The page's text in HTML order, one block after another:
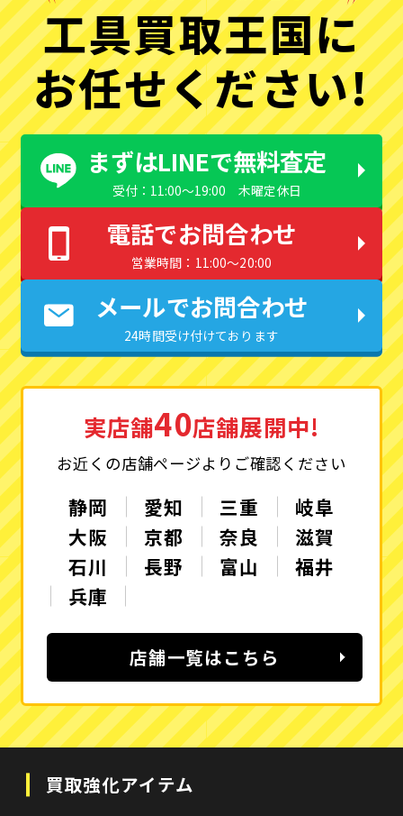
工具買取王国に
お任せください!
まずはLINEで無料査定
受付：11:00〜19:00 木曜定休日
電話でお問合わせ
営業時間：11:00〜20:00
メールでお問合わせ
24時間受け付けております
実店舗40店舗展開中!
お近くの店舗ページよりご確認ください
静岡 愛知 三重
岐阜
大阪
京都 奈良
滋賀
石川
長野 富山
福井
兵庫
店舗一覧はこちら
買取強化アイテム